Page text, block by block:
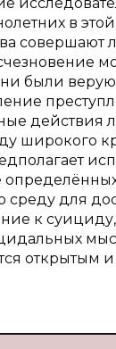
в
совершают
были
действия
широкого
среду для
к
открытым